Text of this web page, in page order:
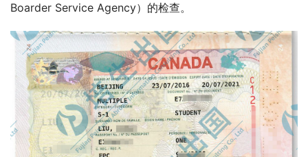
Boarder Service Agency）的检查。